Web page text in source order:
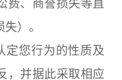
费、商誉损失等直
）。
您行为的性质及
，并据此采取相应